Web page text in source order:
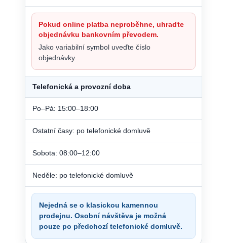
Pokud online platba neproběhne, uhraďte
objednávku bankovním převodem.
Jako variabilní symbol uveďte číslo
objednávky.
Telefonická a provozní doba
Po–Pá: 15:00–18:00
Ostatní časy: po telefonické domluvě
Sobota: 08:00–12:00
Neděle: po telefonické domluvě
Nejedná se o klasickou kamennou
prodejnu. Osobní návštěva je možná
pouze po předchozí telefonické domluvě.